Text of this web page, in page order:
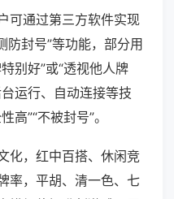
可通过第三方软件实现
防封号”等功能，部分用
别好”或“透视他人牌
运行、自动连接等技
高”“不被封号”。
化，红中百搭、休闲竞
率，平胡、清一色、七